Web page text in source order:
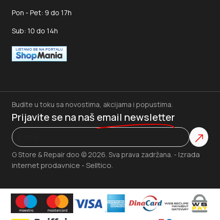
Pon - Pet: 9 do 17h
Sub: 10 do 14h
G Store & Repair doo © 2026. Sva prava zadržana. - Izrada
internet prodavnice - Selltico.
Budite u toku sa novostima, akcijama i popustima.
Prijavite se na naš email newsletter